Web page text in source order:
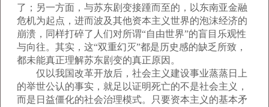
了；另一方面，与苏东剧变接踵而至的，以东南亚金融
危机为起点，进而波及其他资本主义世界的泡沫经济的
崩溃，同样打碎了人们对所谓“自由世界”的盲目乐观性
与向往。其实，这“双重幻灭”都是历史感的缺乏所致，
都未能真正理解苏东剧变的真正原因。
仅以我国改革开放后，社会主义建设事业蒸蒸日上
的举世公认的事实，就足以证明死亡的不是社会主义，
而是日益僵化的社会治理模式。只要资本主义的基本矛